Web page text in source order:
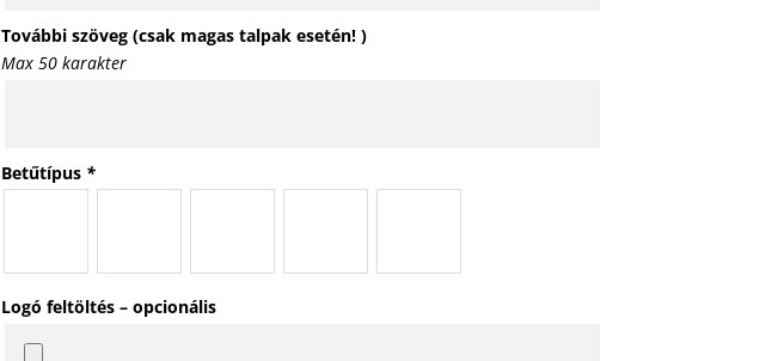
További szöveg (csak magas talpak esetén! )
Max 50 karakter
Betűtípus *
Logó feltöltés – opcionális